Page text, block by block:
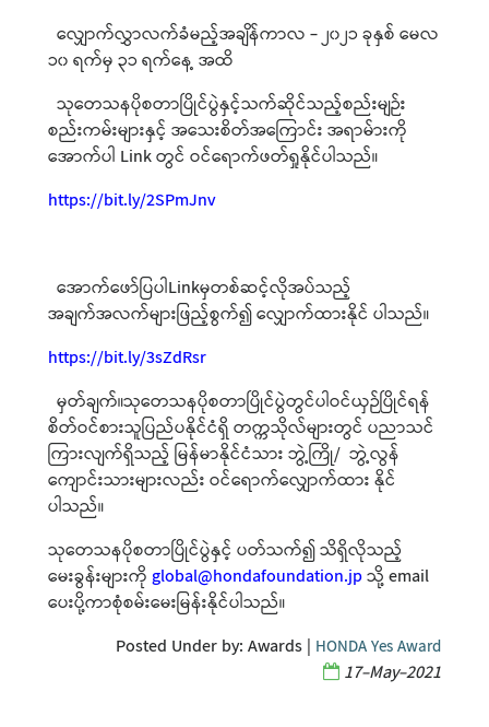
လျှောက်လွှာလက်ခံမည့်အချိန်ကာလ - ၂၀၂၁ ခုနှစ် မေလ
၁၀ ရက်မှ ၃၁ ရက်နေ့ အထိ
သုတေသနပိုစတာပြိုင်ပွဲနှင့်သက်ဆိုင်သည့်စည်းမျဉ်း
စည်းကမ်းများနှင့် အသေးစိတ်အကြောင်း အရာမ်ားကို
အောက်ပါ Link တွင် ဝင်ရောက်ဖတ်ရှုနိုင်ပါသည်။
https://bit.ly/2SPmJnv
အောက်ဖော်ပြပါLinkမှတစ်ဆင့်လိုအပ်သည့်
အချက်အလက်များဖြည့်စွက်၍ လျှောက်ထားနိုင် ပါသည်။
https://bit.ly/3sZdRsr
မှတ်ချက်။သုတေသနပိုစတာပြိုင်ပွဲတွင်ပါဝင်ယှဉ်ပြိုင်ရန်
စိတ်ဝင်စားသူပြည်ပနိုင်ငံရှိ တက္ကသိုလ်များတွင် ပညာသင်
ကြားလျက်ရှိသည့် မြန်မာနိုင်ငံသား ဘွဲ့ကြို/ ဘွဲ့လွန်
ကျောင်းသားများလည်း ဝင်ရောက်လျှောက်ထား နိုင်
ပါသည်။
သုတေသနပိုစတာပြိုင်ပွဲနှင့် ပတ်သက်၍ သိရှိလိုသည့်
မေးခွန်းများကိုglobal@hondafoundation.jpသို့ email
ပေးပို့ကာစုံစမ်းမေးမြန်းနိုင်ပါသည်။
Posted Under by: Awards| HONDA Yes Award
17-May-2021